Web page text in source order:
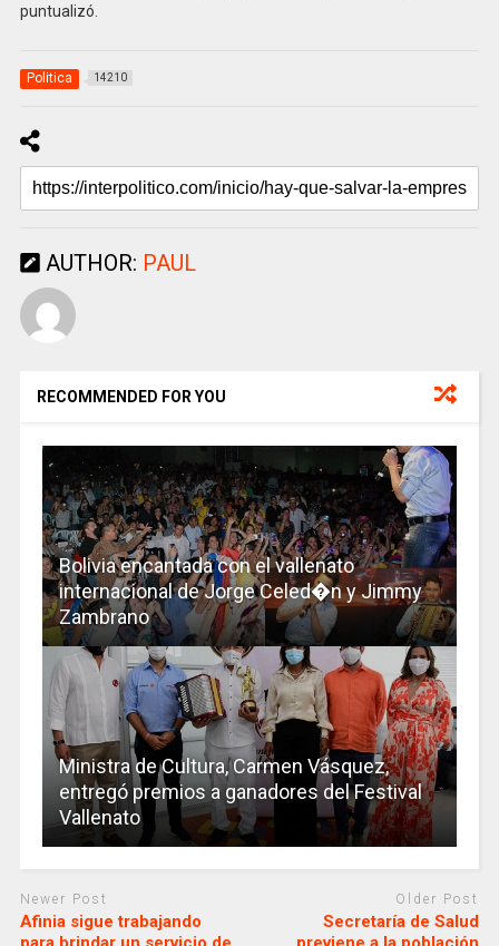
puntualizó.
Politica 14210
AUTHOR: PAUL
RECOMMENDED FOR YOU
Bolivia encantada con el vallenato
internacional de Jorge Celed�n y Jimmy
Zambrano
Ministra de Cultura, Carmen Vásquez,
entregó premios a ganadores del Festival
Vallenato
Newer Post
Afinia sigue trabajando
Older Post
Secretaría de Salud